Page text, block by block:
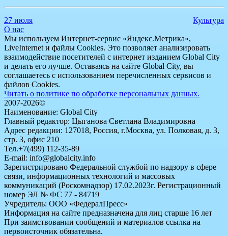
27 июля
Культура
О нас
Мы используем Интернет-сервис «Яндекс.Метрика»,
LiveInternet и файлы Cookies. Это позволяет анализировать
взаимодействие посетителей с интернет изданием Global City
и делать его лучше. Оставаясь на сайте Global City, вы
соглашаетесь с использованием перечисленных сервисов и
файлов Cookies.
Читать о политике по обработке персональных данных.
2007-2026©
Наименование: Global City
Главный редактор: Цыганова Светлана Владимировна
Адрес редакции: 127018, Россия, г.Москва, ул. Полковая, д. 3,
стр. 3, офис 210
Тел.+7(499) 112-35-89
E-mail: info@globalcity.info
Зарегистрировано Федеральной службой по надзору в сфере
связи, информационных технологий и массовых
коммуникаций (Роскомнадзор) 17.02.2023г. Регистрационный
номер ЭЛ № ФС 77 - 84719
Учредитель: ООО «ФедералПресс»
Информация на сайте предназначена для лиц старше 16 лет
При заимствовании сообщений и материалов ссылка на
первоисточник обязательна.